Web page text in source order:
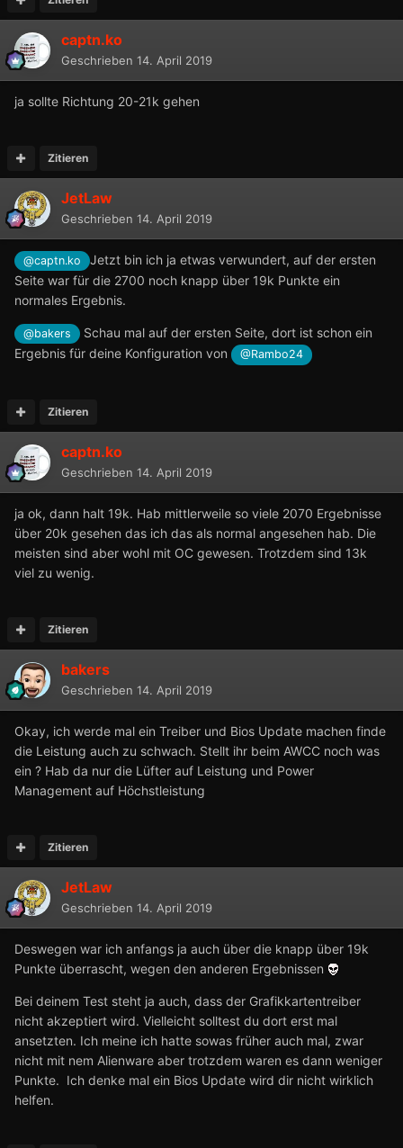
captn.ko
Geschrieben 14. April 2019
ja sollte Richtung 20-21k gehen
Zitieren
JetLaw
Geschrieben 14. April 2019
@captn.ko
Jetzt bin ich ja etwas verwundert, auf der ersten
Seite war für die 2700 noch knapp über 19k Punkte ein
normales Ergebnis.
@bakers
Schau mal auf der ersten Seite, dort ist schon ein
Ergebnis für deine Konfiguration von
@Rambo24
Zitieren
captn.ko
Geschrieben 14. April 2019
ja ok, dann halt 19k. Hab mittlerweile so viele 2070 Ergebnisse
über 20k gesehen das ich das als normal angesehen hab. Die
meisten sind aber wohl mit OC gewesen. Trotzdem sind 13k
viel zu wenig.
Zitieren
bakers
Geschrieben 14. April 2019
Okay, ich werde mal ein Treiber und Bios Update machen finde
die Leistung auch zu schwach. Stellt ihr beim AWCC noch was
ein ? Hab da nur die Lüfter auf Leistung und Power
Management auf Höchstleistung
Zitieren
JetLaw
Geschrieben 14. April 2019
Deswegen war ich anfangs ja auch über die knapp über 19k
Punkte überrascht, wegen den anderen Ergebnissen
Bei deinem Test steht ja auch, dass der Grafikkartentreiber
nicht akzeptiert wird. Vielleicht solltest du dort erst mal
ansetzten. Ich meine ich hatte sowas früher auch mal, zwar
nicht mit nem Alienware aber trotzdem waren es dann weniger
Punkte. Ich denke mal ein Bios Update wird dir nicht wirklich
helfen.